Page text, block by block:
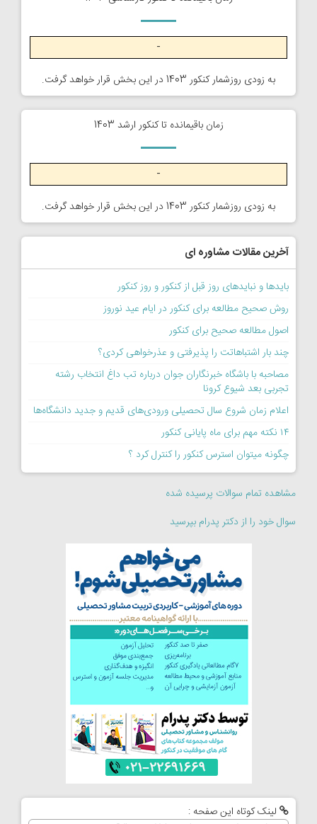
-
به زودی روزشمار کنکور 1403 در این بخش قرار خواهد گرفت.
زمان باقیمانده تا کنکور ارشد 1403
-
به زودی روزشمار کنکور 1403 در این بخش قرار خواهد گرفت.
آخرین مقالات مشاوره ای
بایدها و نبایدهای روز قبل از کنکور و روز کنکور
روش صحیح مطالعه برای کنکور در ایام عید نوروز
اصول مطالعه صحیح برای کنکور
چند بار اشتباهاتت را پذیرفتی و عذرخواهی کردی؟
مصاحبه با باشگاه خبرنگاران جوان درباره تب داغ انتخاب رشته
تجربی بعد شیوع کرونا
اعلام زمان شروع سال تحصیلی ورودی‌های قدیم و جدید دانشگاه‌ها
۱۴ نکته مهم برای ماه پایانی کنکور
چگونه میتوان استرس کنکور را کنترل کرد ؟
مشاهده تمام سوالات پرسیده شده
سوال خود را از دکتر پدرام بپرسید
لینک کوتاه این صفحه :